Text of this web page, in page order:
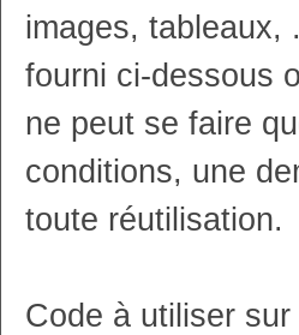
images, tableaux,
fourni ci-dessous
ne peut se faire
conditions, une
toute réutilisation.
Code à utiliser